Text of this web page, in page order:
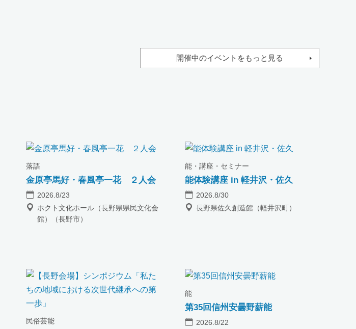
開催中のイベントをもっと見る
落語
金原亭馬好・春風亭一花 ２人会
2026.8/23
ホクト文化ホール（長野県県民文化会
館）（長野市）
能・講座・セミナー
能体験講座 in 軽井沢・佐久
2026.8/30
長野県佐久創造館（軽井沢町）
民俗芸能
能
第35回信州安曇野薪能
2026.8/22